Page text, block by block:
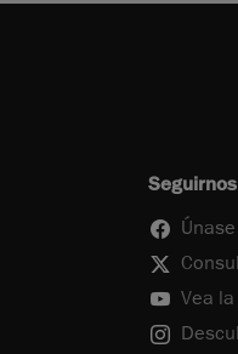
Seguirnos
Vea